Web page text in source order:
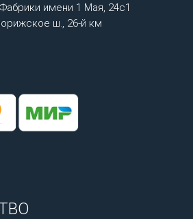
имени 1 Мая, 24с1
ш., 26-й км